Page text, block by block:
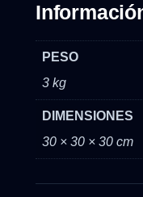
PESO
3 kg
DIMENSIONES
30 × 30 × 30 cm